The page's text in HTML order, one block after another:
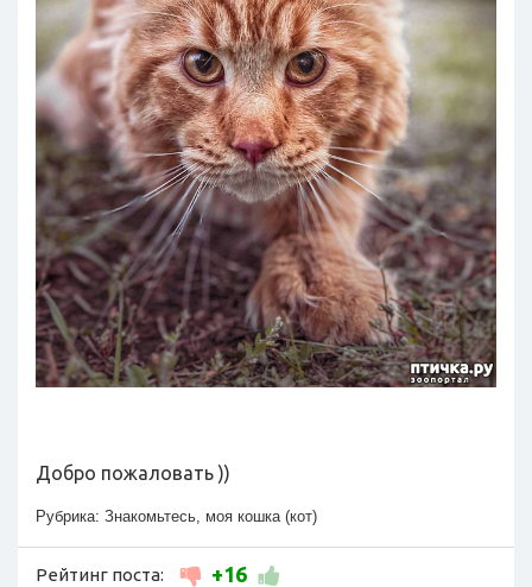
Добро пожаловать ))
Рубрика: Знакомьтесь, моя кошка (кот)
Рейтинг поста:
+16